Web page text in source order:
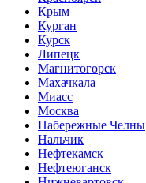
Крым
Курган
Курск
Липецк
Магнитогорск
Махачкала
Миасс
Москва
Набережные Челны
Нальчик
Нефтекамск
Нефтеюганск